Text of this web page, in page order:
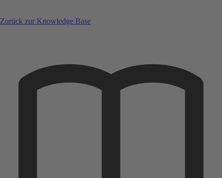
Zurück zur Knowledge Base